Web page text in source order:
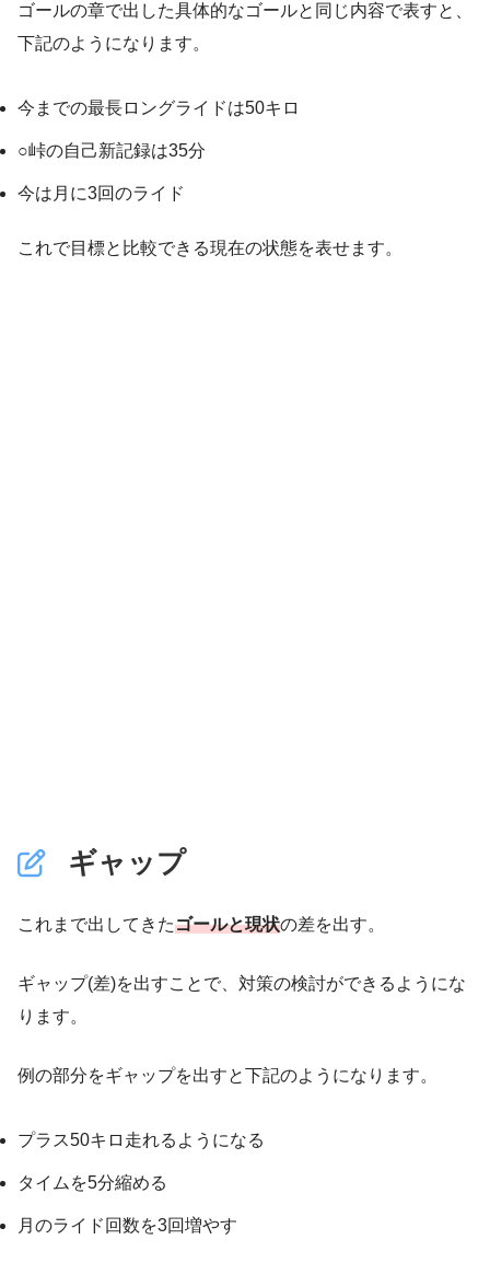
ゴールの章で出した具体的なゴールと同じ内容で表すと、
下記のようになります。
今までの最長ロングライドは50キロ
○峠の自己新記録は35分
今は月に3回のライド
これで目標と比較できる現在の状態を表せます。
ギャップ
これまで出してきたゴールと現状の差を出す。
ギャップ(差)を出すことで、対策の検討ができるようにな
ります。
例の部分をギャップを出すと下記のようになります。
プラス50キロ走れるようになる
タイムを5分縮める
月のライド回数を3回増やす